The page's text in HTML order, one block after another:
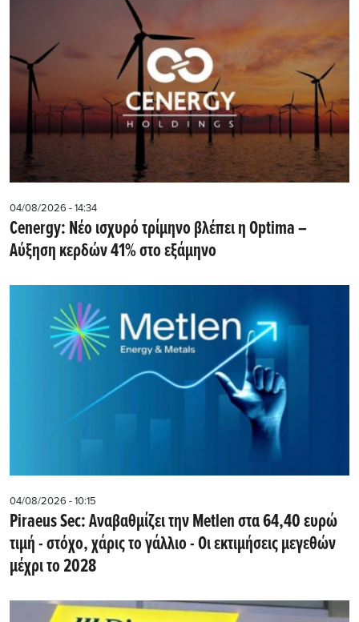
04/08/2026 - 14:34
Cenergy: Νέο ισχυρό τρίμηνο βλέπει η Optima –
Αύξηση κερδών 41% στο εξάμηνο
04/08/2026 - 10:15
Piraeus Sec: Αναβαθμίζει την Metlen στα 64,40 ευρώ
τιμή - στόχο, χάρις το γάλλιο - Οι εκτιμήσεις μεγεθών
μέχρι το 2028